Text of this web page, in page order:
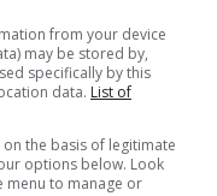
për vrasje:
e të 20-
e një
from your device
may be stored by,
specifically by this
data. List of
the basis of legitimate
options below. Look
menu to manage or